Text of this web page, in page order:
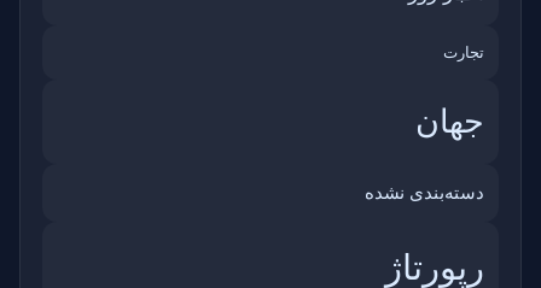
تجارت
جهان
دسته‌بندی نشده
رپورتاژ